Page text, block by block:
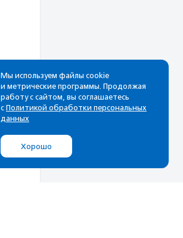
Рассылка
Cамые свежие новости,
почтовом ящике
Мы используем файлы cookie
и метрические программы. Продолжая
работу с сайтом, вы соглашаетесь
с Политикой обработки персональных
данных
Хорошо